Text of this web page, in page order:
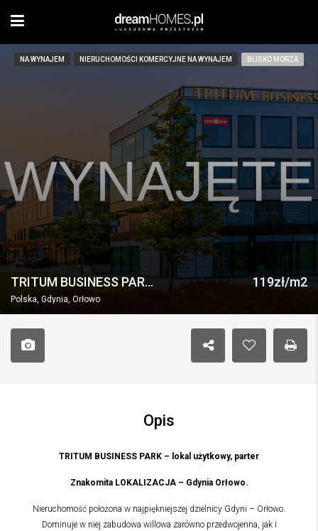
NA WYNAJEM NIERUCHOMOŚCI KOMERCYJNE NA WYNAJEM BLISKO MORZA
TRITUM BUSINESS PARK – lokal użytkowy, parter
Polska, Gdynia, Orłowo
119zł/m2
Opis
TRITUM BUSINESS PARK – lokal użytkowy, parter
Znakomita LOKALIZACJA – Gdynia Orłowo.
Nieruchomość położona w najpiękniejszej dzielnicy Gdyni – Orłowo.
Dominuje w niej zabudowa willowa zarówno przedwojenna, jak i